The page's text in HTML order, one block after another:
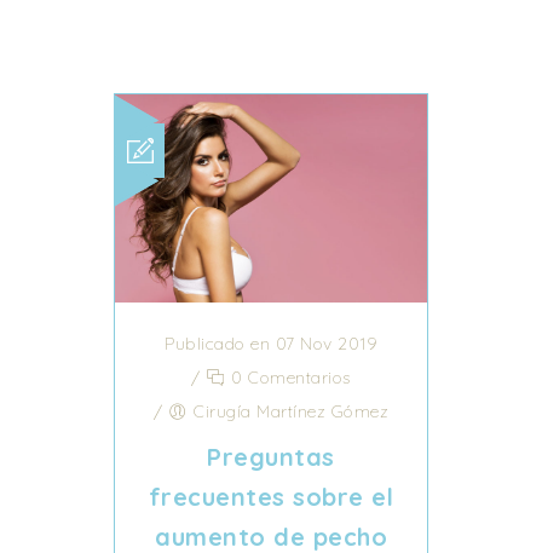
Publicado en 07 Nov 2019
/
0 Comentarios
/
Cirugía Martínez Gómez
Preguntas
frecuentes sobre el
aumento de pecho